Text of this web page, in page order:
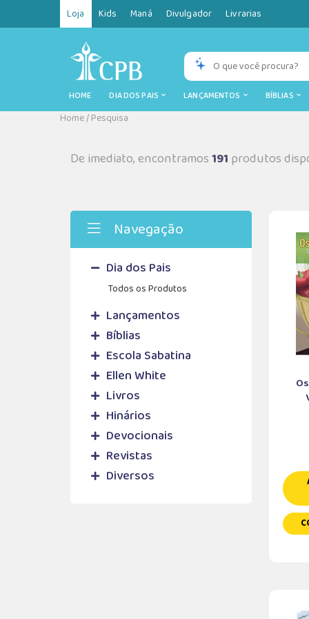
Loja Kids Maná Divulgador Livrarias
HOME DIA DOS PAIS LANÇAMENTOS BÍBLIAS
Home/Pesquisa
De imediato, encontramos191 produtos
Navegação
Dia dos Pais
Todos os Produtos
Lançamentos
Bíblias
Escola Sabatina
Ellen White
Livros
Hinários
Devocionais
Revistas
Diversos